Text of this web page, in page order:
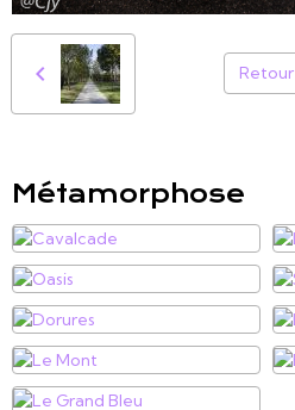
Retour
Métamorphose